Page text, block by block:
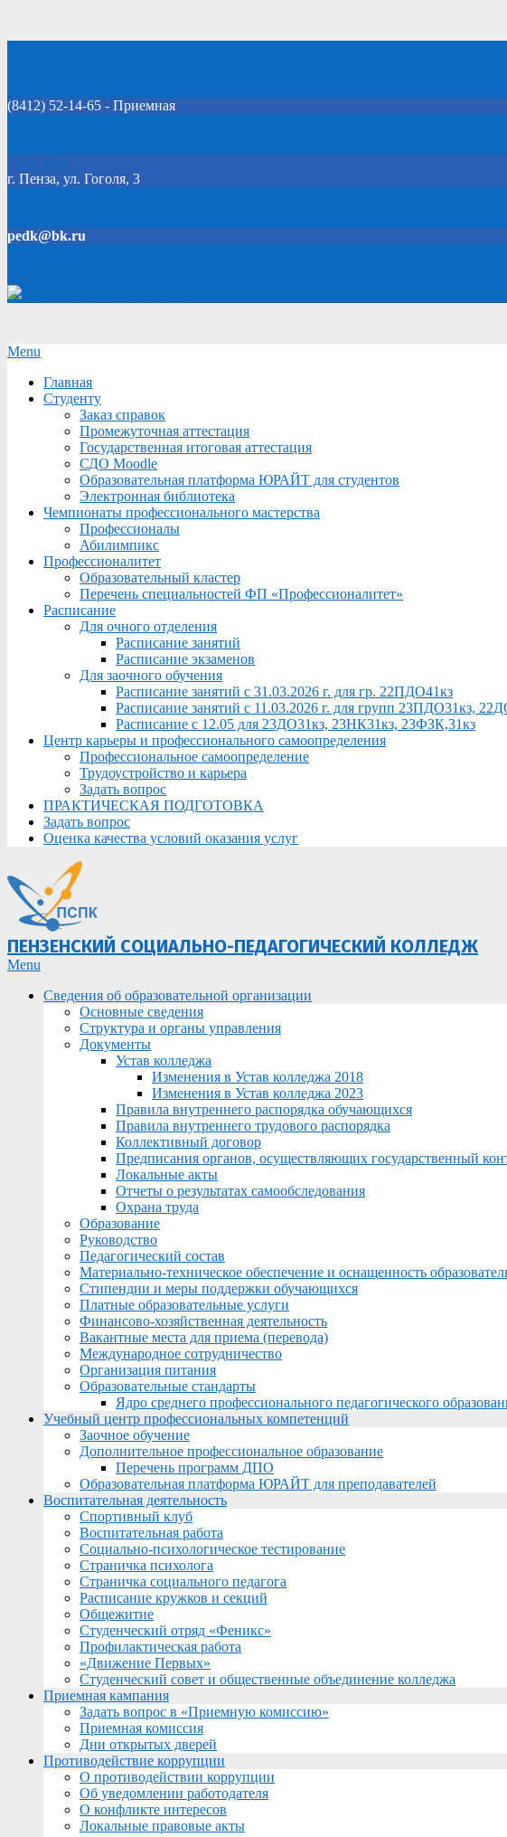
(8412) 52-14-65 - Приемная
Click Here
г. Пенза, ул. Гоголя, 3
pedk@bk.ru
Secondary
Menu
Menu
Главная
Студенту
Заказ справок
Промежуточная аттестация
Государственная итоговая аттестация
СДО Moodle
Образовательная платформа ЮРАЙТ для студентов
Электронная библиотека
Чемпионаты профессионального мастерства
Профессионалы
Абилимпикс
Профессионалитет
Образовательный кластер
Перечень специальностей ФП «Профессионалитет»
Расписание
Для очного отделения
Расписание занятий
Расписание экзаменов
Для заочного обучения
Расписание занятий с 31.03.2026 г. для гр. 22ПДО41кз
Расписание занятий с 11.03.2026 г. для групп 23ПДО31кз,
Расписание с 12.05 для 23ДО31кз, 23НК31кз, 23ФЗК,31кз
Центр карьеры и профессионального самоопределения
Профессиональное самоопределение
Трудоустройство и карьера
Задать вопрос
ПРАКТИЧЕСКАЯ ПОДГОТОВКА
Задать вопрос
Оценка качества условий оказания услуг
ПЕНЗЕНСКИЙ СОЦИАЛЬНО-ПЕДАГОГИЧЕСКИЙ КОЛЛЕДЖ
Primary
Menu
Menu
Сведения об образовательной организации
Основные сведения
Структура и органы управления
Документы
Устав колледжа
Изменения в Устав колледжа 2018
Изменения в Устав колледжа 2023
Правила внутреннего распорядка обучающихся
Правила внутреннего трудового распорядка
Коллективный договор
Предписания органов, осуществляющих государственный
Локальные акты
Отчеты о результатах самообследования
Охрана труда
Образование
Руководство
Педагогический состав
Материально-техническое обеспечение и оснащенность
Стипендии и меры поддержки обучающихся
Платные образовательные услуги
Финансово-хозяйственная деятельность
Вакантные места для приема (перевода)
Международное сотрудничество
Организация питания
Образовательные стандарты
Ядро среднего профессионального педагогического
Учебный центр профессиональных компетенций
Заочное обучение
Дополнительное профессиональное образование
Перечень программ ДПО
Образовательная платформа ЮРАЙТ для преподавателей
Воспитательная деятельность
Спортивный клуб
Воспитательная работа
Социально-психологическое тестирование
Страничка психолога
Страничка социального педагога
Расписание кружков и секций
Общежитие
Студенческий отряд «Феникс»
Профилактическая работа
«Движение Первых»
Студенческий совет и общественные объединение колледжа
Приемная кампания
Задать вопрос в «Приемную комиссию»
Приемная комиссия
Дни открытых дверей
Противодействие коррупции
О противодействии коррупции
Об уведомлении работодателя
О конфликте интересов
Локальные правовые акты